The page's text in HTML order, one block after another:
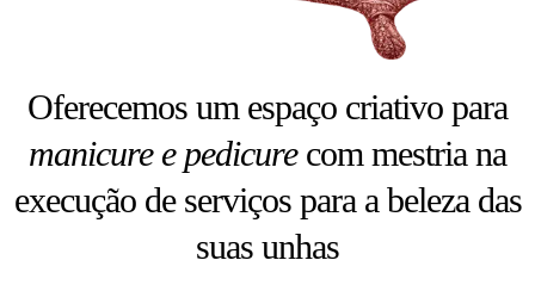
Oferecemos um espaço criativo para
manicure e pedicurecom mestria na
execução de serviços para a beleza das
suas unhas